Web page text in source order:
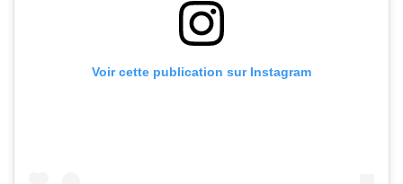
Voir cette publication sur Instagram